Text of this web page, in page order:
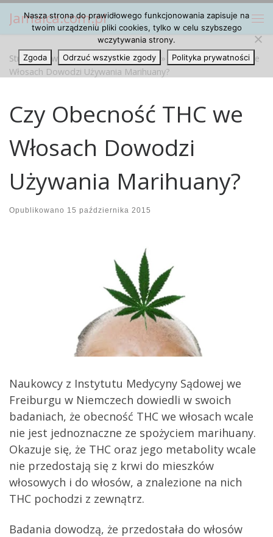
Przejdź do treści
Jamaica.com.pl
Strona główna » Marihuana Cannabis »
Czy Obecność THC we
Włosach Dowodzi Używania Marihuany?
Czy Obecność THC we
Włosach Dowodzi
Używania Marihuany?
Opublikowano 15 października 2015
Naukowcy z Instytutu Medycyny Sądowej we
Freiburgu w Niemczech dowiedli w swoich
badaniach, że obecność THC we włosach wcale
nie jest jednoznaczne ze spożyciem marihuany.
Okazuje się, że THC oraz jego metabolity wcale
nie przedostają się z krwi do mieszków
włosowych i do włosów, a znalezione na nich
THC pochodzi z zewnątrz.
Badania dowodzą, że przedostała do włosów
Nasza strona do prawidłowego funkcjonowania zapisuje na
twoim urządzeniu pliki cookies, tylko w celu szybszego
wczytywania strony.
Zgoda
Odrzuć wszystkie zgody Polityka prywatności